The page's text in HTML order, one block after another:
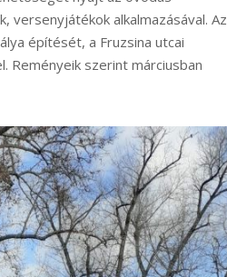
versenyjátékok alkalmazásával. Az
építését, a Fruzsina utcai
Reményeik szerint márciusban